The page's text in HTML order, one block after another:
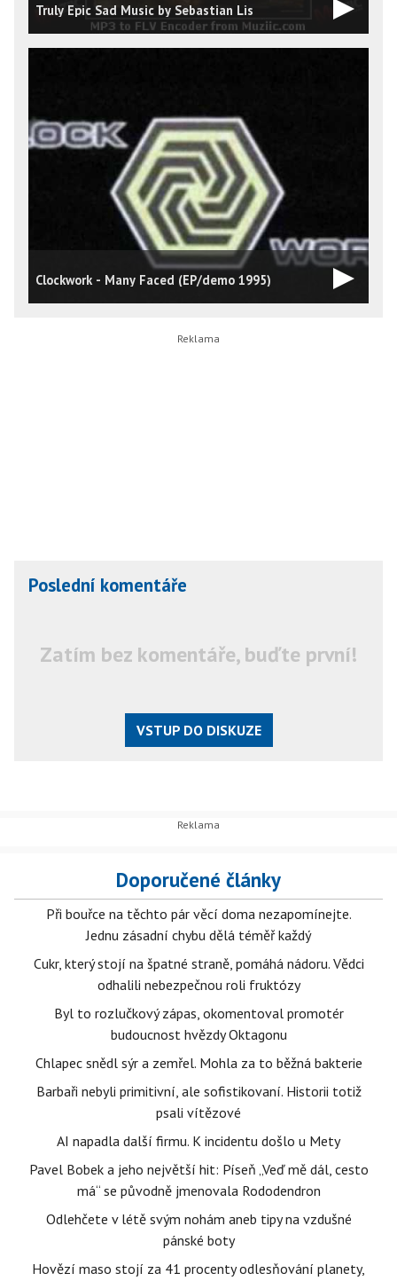
Truly Epic Sad Music by Sebastian Lis
Clockwork - Many Faced (EP/demo 1995)
Poslední komentáře
Zatím bez komentáře, buďte první!
VSTUP DO DISKUZE
Doporučené články
Při bouřce na těchto pár věcí doma nezapomínejte.
Jednu zásadní chybu dělá téměř každý
Cukr, který stojí na špatné straně, pomáhá nádoru. Vědci
odhalili nebezpečnou roli fruktózy
Byl to rozlučkový zápas, okomentoval promotér
budoucnost hvězdy Oktagonu
Chlapec snědl sýr a zemřel. Mohla za to běžná bakterie
Barbaři nebyli primitivní, ale sofistikovaní. Historii totiž
psali vítězové
AI napadla další firmu. K incidentu došlo u Mety
Pavel Bobek a jeho největší hit: Píseň „Veď mě dál, cesto
má“ se původně jmenovala Rododendron
Odlehčete v létě svým nohám aneb tipy na vzdušné
pánské boty
Hovězí maso stojí za 41 procenty odlesňování planety,